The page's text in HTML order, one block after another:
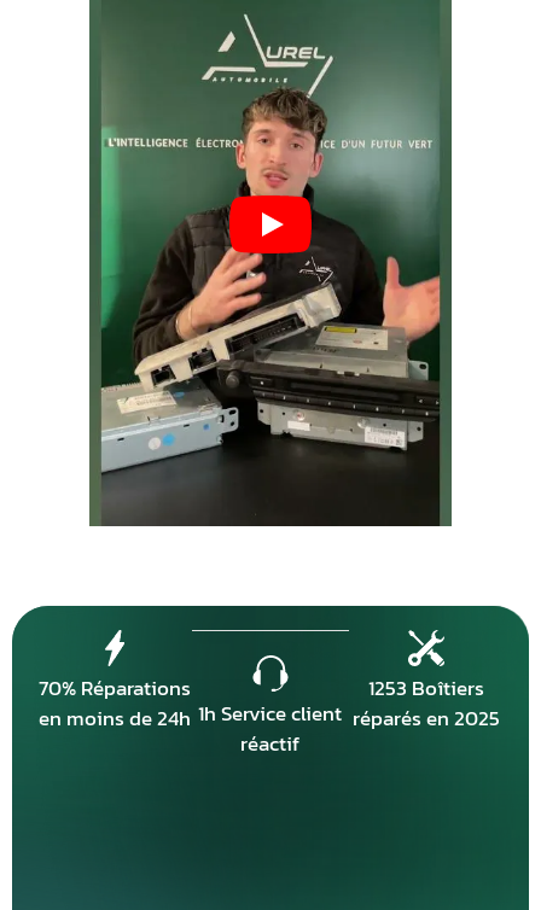
70% Réparations
en moins de 24h 1h Service client
réactif
1253 Boîtiers
réparés en 2025